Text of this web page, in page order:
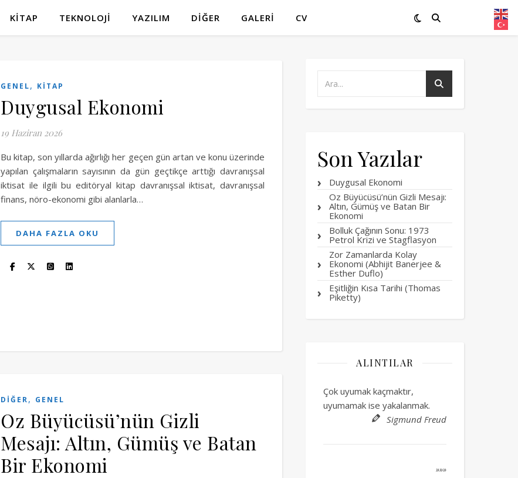
KITAP TEKNOLOJI YAZILIM DIĞER GALERI CV
GENEL, KITAP
Duygusal Ekonomi
19 Haziran 2026
Bu kitap, son yıllarda ağırlığı her geçen gün artan ve konu üzerinde
yapılan çalışmaların sayısının da gün geçtikçe arttığı davranışsal
iktisat ile ilgili bu editöryal kitap davranışsal iktisat, davranışsal
finans, nöro-ekonomi gibi alanlarla…
DAHA FAZLA OKU
DIĞER, GENEL
Oz Büyücüsü’nün Gizli
Mesajı: Altın, Gümüş ve Batan
Bir Ekonomi
Son Yazılar
Duygusal Ekonomi
Oz Büyücüsü’nün Gizli Mesajı:
Altın, Gümüş ve Batan Bir
Ekonomi
Bolluk Çağının Sonu: 1973
Petrol Krizi ve Stagflasyon
Zor Zamanlarda Kolay
Ekonomi (Abhijit Banerjee &
Esther Duflo)
Eşitliğin Kısa Tarihi (Thomas
Piketty)
ALINTILAR
Çok uyumak kaçmaktır,
uyumamak ise yakalanmak.
Sigmund Freud
»»»